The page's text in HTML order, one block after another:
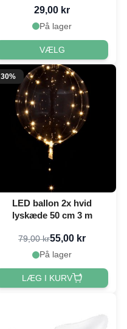
29,00 kr
På lager
VÆLG
30%
LED ballon 2x hvid
lyskæde 50 cm 3 m
79,00 kr55,00 kr
På lager
LÆG I KURV